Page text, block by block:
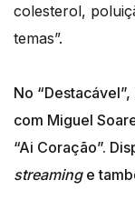
colesterol,
temas”.
No
com Miguel
“Ai Coração”.
streaminge